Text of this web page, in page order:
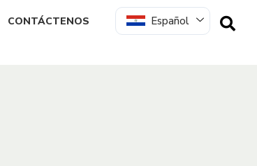
CONTÁCTENOS Español